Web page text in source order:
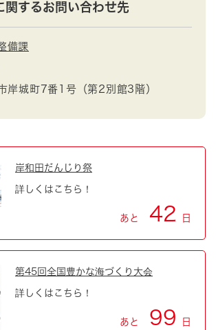
関するお問い合わせ先
備課
岸城町7番1号（第2別館3階）
岸和田だんじり祭
詳しくはこちら！
あと 42 日
第45回全国豊かな海づくり大会
詳しくはこちら！
あと 99 日